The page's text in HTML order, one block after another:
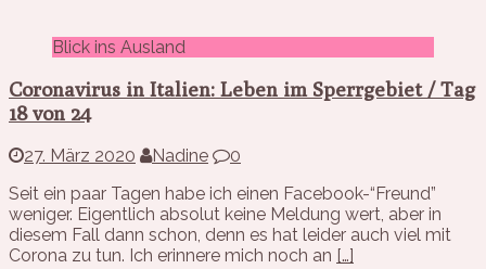
Blick ins Ausland
Coronavirus in Italien: Leben im Sperrgebiet / Tag
18 von 24
27. März 2020 Nadine
0
Seit ein paar Tagen habe ich einen Facebook-“Freund”
weniger. Eigentlich absolut keine Meldung wert, aber in
diesem Fall dann schon, denn es hat leider auch viel mit
Corona zu tun. Ich erinnere mich noch an […]